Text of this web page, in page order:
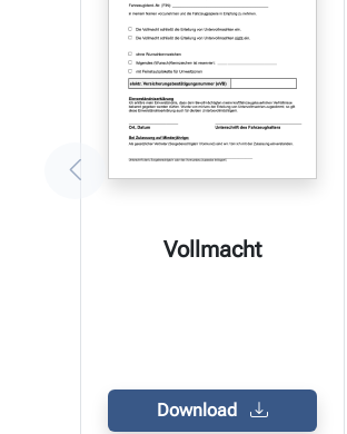
Vollmacht
Download